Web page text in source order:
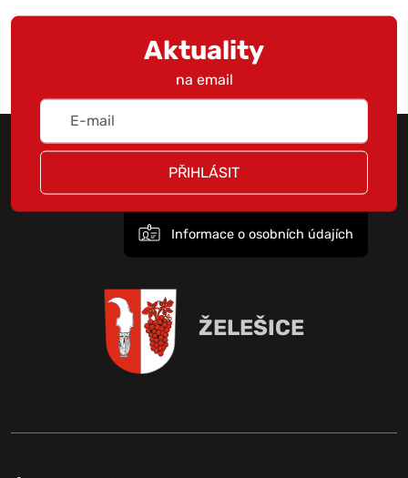
Aktuality
na email
PŘIHLÁSIT
Informace o osobních údajích
ŽELEŠICE